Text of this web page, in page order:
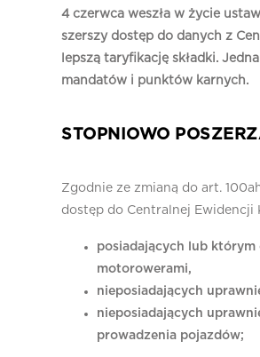
4 czerwca weszła w życie
szerszy dostęp do danych z
lepszą taryfikację składki.
mandatów i punktów karnych.
STOPNIOWO
Zgodnie ze zmianą do art.
dostęp do Centralnej Ewidencji
posiadających lub
motorowerami,
nieposiadających
nieposiadających
prowadzenia pojazdów;